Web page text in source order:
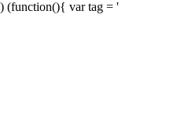
) (function(){ var tag = '